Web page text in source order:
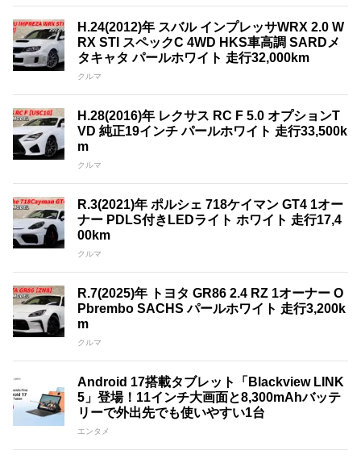
H.24(2012)年 スバル インプレッサWRX 2.0 W
RX STI スペックC 4WD HKS車高調 SARDメ
タキャタ パールホワイト 走行32,000km
クルマ
H.28(2016)年 レクサス RC F 5.0 オプションT
VD 純正19インチ パールホワイト 走行33,500k
m
クルマ
R.3(2021)年 ポルシェ 718ケイマン GT4 1オー
ナー PDLS付きLEDライト ホワイト 走行17,4
00km
クルマ
R.7(2025)年 トヨタ GR86 2.4 RZ 1オーナー O
Pbrembo SACHS パールホワイト 走行3,200k
m
クルマ
Android 17搭載タブレット「Blackview LINK
5」登場！11インチ大画面と8,300mAhバッテ
リーで外出先でも使いやすい1台
エンタメ